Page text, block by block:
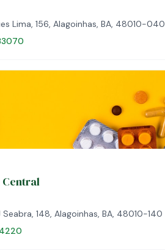
Lima, 156, Alagoinhas, BA, 48010-040
Seabra, 148, Alagoinhas, BA, 48010-140